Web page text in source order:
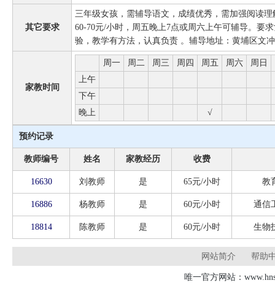
其它要求
三年级女孩，需辅导语文，成绩优秀，需加强阅读
60-70元/小时，周五晚上7点或周六上午可辅导。要
验，教学有方法，认真负责 。辅导地址：黄埔区文
家教时间
周一 周二 周三 周四 周五 周六 周日
上午
下午
晚上
√
预约记录
教师编号 姓名 家教经历 收费
16630 刘教师 是 65元/小时 教
16886 杨教师 是 60元/小时 通信
18814 陈教师 是 60元/小时 生物
网站简介 帮助
唯一官方网站：